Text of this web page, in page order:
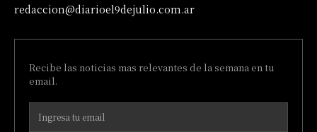
redaccion@diarioel9dejulio.com.ar
Recibe las noticias mas relevantes de la semana en tu
email.